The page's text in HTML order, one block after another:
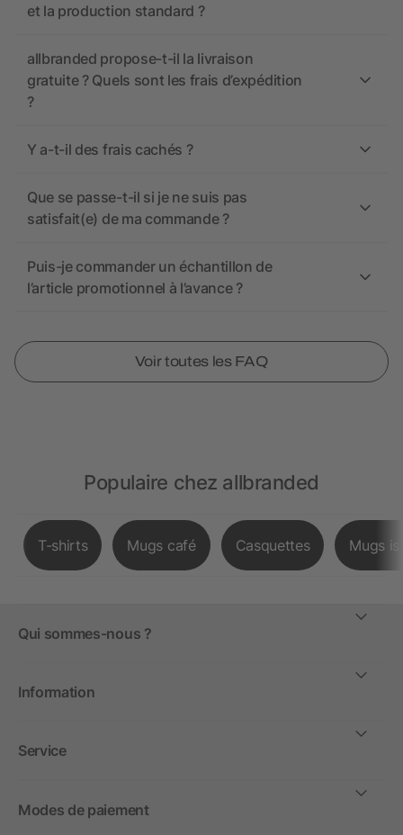
et la production standard ?
allbranded propose-t-il la livraison
gratuite ? Quels sont les frais d’expédition
?
Y a-t-il des frais cachés ?
Que se passe-t-il si je ne suis pas
satisfait(e) de ma commande ?
Puis-je commander un échantillon de
l’article promotionnel à l’avance ?
Voir toutes les FAQ
Populaire chez allbranded
T-shirts Mugs café Casquettes Mugs
Qui sommes-nous ?
Information
Service
Modes de paiement